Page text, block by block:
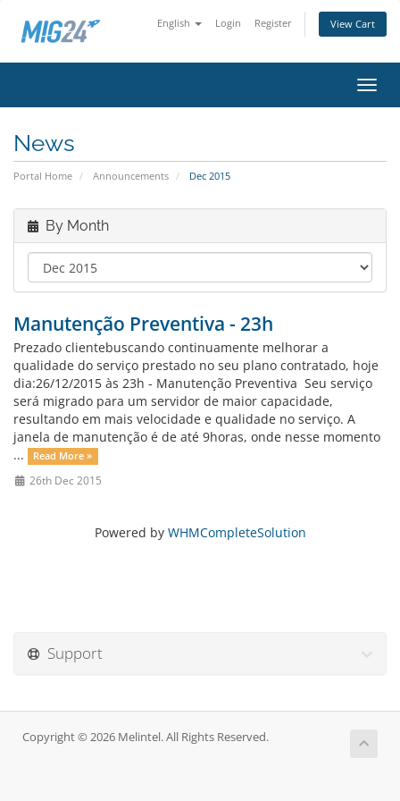
English Login Register View Cart
News
Portal Home Announcements Dec 2015
By Month
Manutenção Preventiva - 23h
Prezado clientebuscando continuamente melhorar a
qualidade do serviço prestado no seu plano contratado, hoje
dia:26/12/2015 às 23h - Manutenção Preventiva Seu serviço
será migrado para um servidor de maior capacidade,
resultando em mais velocidade e qualidade no serviço. A
janela de manutenção é de até 9horas, onde nesse momento
...
Read More »
26th Dec 2015
Powered by WHMCompleteSolution
Support
Copyright © 2026 Melintel. All Rights Reserved.